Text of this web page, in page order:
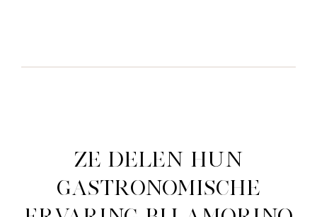
Ze delen hun
gastronomische